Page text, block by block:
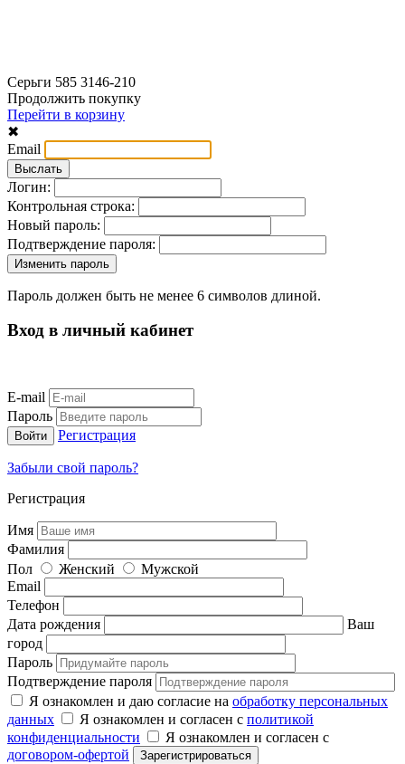
Серьги 585 3146-210
Продолжить покупку
Перейти в корзину
✖
Email
Логин:
Контрольная строка:
Новый пароль:
Подтверждение пароля:
Пароль должен быть не менее 6 символов длиной.
Вход в личный кабинет
E-mail
Пароль
Регистрация
Забыли свой пароль?
Регистрация
Имя
Фамилия
Пол
Женский
Мужской
Email
Телефон
Дата рождения
Ваш
город
Пароль
Подтверждение пароля
Я ознакомлен и даю согласие на обработку персональных
данных
Я ознакомлен и согласен с политикой
конфиденциальности
Я ознакомлен и согласен с
договором-офертой